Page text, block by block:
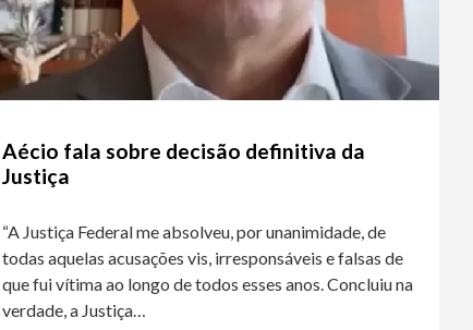
Aécio fala sobre decisão definitiva da
Justiça
“A Justiça Federal me absolveu, por unanimidade, de
todas aquelas acusações vis, irresponsáveis e falsas de
que fui vítima ao longo de todos esses anos. Concluiu na
verdade, a Justiça…